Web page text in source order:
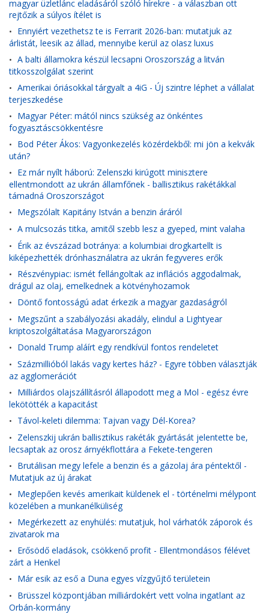
magyar üzletlánc eladásáról szóló hírekre - a válaszban ott
rejtőzik a súlyos ítélet is
• Ennyiért vezethetsz te is Ferrarit 2026-ban: mutatjuk az
árlistát, leesik az állad, mennyibe kerül az olasz luxus
• A balti államokra készül lecsapni Oroszország a litván
titkosszolgálat szerint
• Amerikai óriásokkal tárgyalt a 4iG - Új szintre léphet a vállalat
terjeszkedése
• Magyar Péter: mától nincs szükség az önkéntes
fogyasztáscsökkentésre
• Bod Péter Ákos: Vagyonkezelés közérdekből: mi jön a kekvák
után?
• Ez már nyílt háború: Zelenszki kirúgott minisztere
ellentmondott az ukrán államfőnek - ballisztikus rakétákkal
támadná Oroszországot
• Megszólalt Kapitány István a benzin áráról
• A mulcsozás titka, amitől szebb lesz a gyeped, mint valaha
• Érik az évszázad botránya: a kolumbiai drogkartellt is
kiképezhették drónhasználatra az ukrán fegyveres erők
• Részvénypiac: ismét fellángoltak az inflációs aggodalmak,
drágul az olaj, emelkednek a kötvényhozamok
• Döntő fontosságú adat érkezik a magyar gazdaságról
• Megszűnt a szabályozási akadály, elindul a Lightyear
kriptoszolgáltatása Magyarországon
• Donald Trump aláírt egy rendkívül fontos rendeletet
• Százmillióból lakás vagy kertes ház? - Egyre többen választják
az agglomerációt
• Milliárdos olajszállításról állapodott meg a Mol - egész évre
lekötötték a kapacitást
• Távol-keleti dilemma: Tajvan vagy Dél-Korea?
• Zelenszkij ukrán ballisztikus rakéták gyártását jelentette be,
lecsaptak az orosz árnyékflottára a Fekete-tengeren
• Brutálisan megy lefele a benzin és a gázolaj ára péntektől -
Mutatjuk az új árakat
• Meglepően kevés amerikait küldenek el - történelmi mélypont
közelében a munkanélküliség
• Megérkezett az enyhülés: mutatjuk, hol várhatók záporok és
zivatarok ma
• Erősödő eladások, csökkenő profit - Ellentmondásos félévet
zárt a Henkel
• Már esik az eső a Duna egyes vízgyűjtő területein
• Brüsszel központjában milliárdokért vett volna ingatlant az
Orbán-kormány